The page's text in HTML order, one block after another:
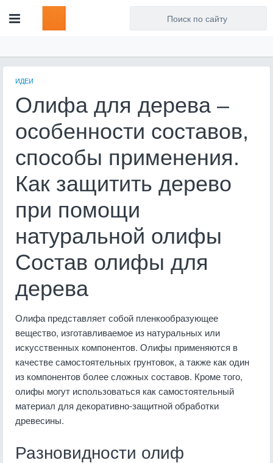
ИДЕИ
Олифа для дерева –
особенности составов,
способы применения.
Как защитить дерево
при помощи
натуральной олифы
Состав олифы для
дерева
Олифа представляет собой пленкообразующее
вещество, изготавливаемое из натуральных или
искусственных компонентов. Олифы применяются в
качестве самостоятельных грунтовок, а также как один
из компонентов более сложных составов. Кроме того,
олифы могут использоваться как самостоятельный
материал для декоративно-защитной обработки
древесины.
Разновидности олиф
Для любых предложений по
сайту: artist71@cp9.ru